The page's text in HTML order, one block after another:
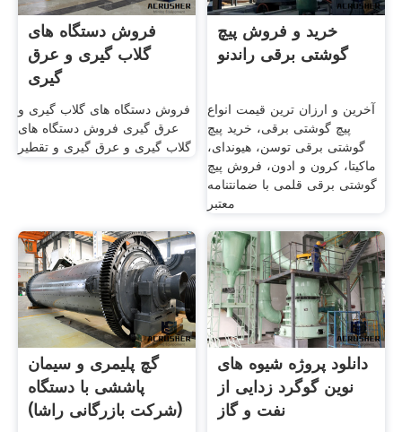
فروش دستگاه های
گلاب گیری و عرق
گیری
فروش دستگاه های گلاب گیری و
عرق گیری فروش دستگاه های
گلاب گیری و عرق گیری و تقطیر
خرید و فروش پیچ
گوشتی برقی راندنو
آخرین و ارزان ترین قیمت انواع
پیچ گوشتی برقی، خرید پیچ
گوشتی برقی توسن، هیوندای،
ماکیتا، کرون و ادون، فروش پیچ
گوشتی برقی قلمی با ضمانتنامه
معتبر
گچ پلیمری و سیمان
پاششی با دستگاه
(شرکت بازرگانی راشا)
دانلود پروژه شیوه های
نوین گوگرد زدایی از
نفت و گاز